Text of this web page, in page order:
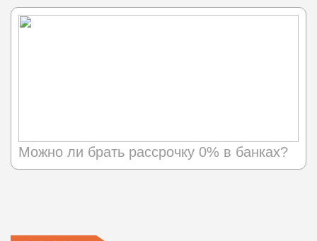
Можно ли брать рассрочку 0% в банках?